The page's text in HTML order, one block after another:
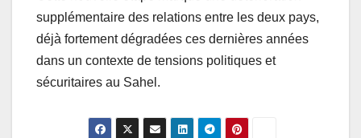
supplémentaire des relations entre les deux pays,
déjà fortement dégradées ces dernières années
dans un contexte de tensions politiques et
sécuritaires au Sahel.